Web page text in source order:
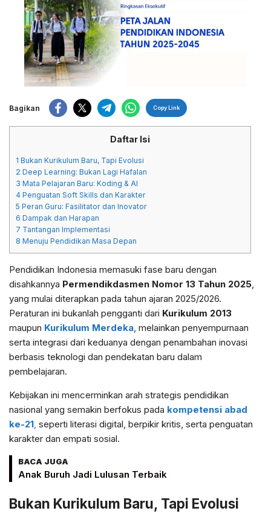
Bagikan Copy Link
Daftar Isi
1 Bukan Kurikulum Baru, Tapi Evolusi
2 Deep Learning: Bukan Lagi Hafalan
3 Mata Pelajaran Baru: Koding & AI
4 Penguatan Soft Skills dan Karakter
5 Peran Guru: Fasilitator dan Inovator
6 Dampak dan Harapan
7 Tantangan Implementasi
8 Menuju Pendidikan Masa Depan
Pendidikan Indonesia memasuki fase baru dengan
disahkannya Permendikdasmen Nomor 13 Tahun 2025,
yang mulai diterapkan pada tahun ajaran 2025/2026.
Peraturan ini bukanlah pengganti dari Kurikulum 2013
maupun Kurikulum Merdeka, melainkan penyempurnaan
serta integrasi dari keduanya dengan penambahan inovasi
berbasis teknologi dan pendekatan baru dalam
pembelajaran.
Kebijakan ini mencerminkan arah strategis pendidikan
nasional yang semakin berfokus pada kompetensi abad
ke-21, seperti literasi digital, berpikir kritis, serta penguatan
karakter dan empati sosial.
BACA JUGA
Anak Buruh Jadi Lulusan Terbaik
Bukan Kurikulum Baru, Tapi Evolusi